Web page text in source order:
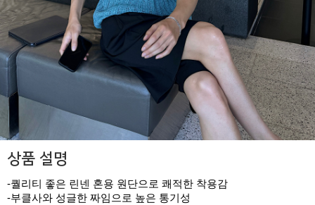
상품 설명
-퀄리티 좋은 린넨 혼용 원단으로 쾌적한 착용감
-부클사와 성글한 짜임으로 높은 통기성